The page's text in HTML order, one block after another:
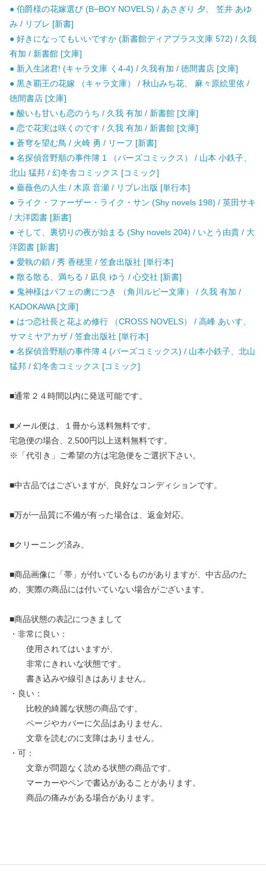
● 伯爵様の花嫁選び (B−BOY NOVELS) / あさぎり 夕、 笠井 あゆ
み / リブレ [新書]
● 好きになってもいいですか (新書館ディアプラス文庫 572) / 久我
有加 / 新書館 [文庫]
● 新入生諸君! (キャラ文庫 く4-4) / 久我有加 / 徳間書店 [文庫]
● 黒き覇王の花嫁 （キャラ文庫） / 秋山みち花、 麻々原絵里依 /
徳間書店 [文庫]
● 酸いも甘いも恋のうち / 久我 有加 / 新書館 [文庫]
● 恋で花実は咲くのです / 久我 有加 / 新書館 [文庫]
● 蒼穹を望む鳥 / 火崎 勇 / リーフ [新書]
● 名探偵音野順の事件簿 1 （バーズコミックス） / 山本 小鉄子、
北山 猛邦 / 幻冬舎コミックス [コミック]
● 薔薇色の人生 / 木原 音瀬 / リブレ出版 [単行本]
● ライク・ファーザー・ライク・サン (Shy novels 198) / 英田サキ
/ 大洋図書 [新書]
● そして、裏切りの夜が始まる (Shy novels 204) / いとう由貴 / 大
洋図書 [新書]
● 愛執の鎖 / 秀 香穂里 / 笠倉出版社 [単行本]
● 散る散る、満ちる / 凪良 ゆう / 心交社 [新書]
● 鬼神様はパフェの虜につき （角川ルビー文庫） / 久我 有加 /
KADOKAWA [文庫]
● はつ恋社長と花よめ修行 （CROSS NOVELS） / 高峰 あいす、
サマミヤアカザ / 笠倉出版社 [単行本]
● 名探偵音野順の事件簿 4 (バーズコミックス) / 山本小鉄子、北山
猛邦 / 幻冬舎コミックス [コミック]
■通常２４時間以内に発送可能です。
■メール便は、１冊から送料無料です。
宅急便の場合、2,500円以上送料無料です。
※「代引き」ご希望の方は宅急便をご選択下さい。
■中古品ではございますが、良好なコンディションです。
■万が一品質に不備が有った場合は、返金対応。
■クリーニング済み。
■商品画像に「帯」が付いているものがありますが、中古品のた
め、実際の商品には付いていない場合がございます。
■商品状態の表記につきまして
・非常に良い：
使用されてはいますが、
非常にきれいな状態です。
書き込みや線引きはありません。
・良い：
比較的綺麗な状態の商品です。
ページやカバーに欠品はありません。
文章を読むのに支障はありません。
・可：
文章が問題なく読める状態の商品です。
マーカーやペンで書込があることがあります。
商品の痛みがある場合があります。